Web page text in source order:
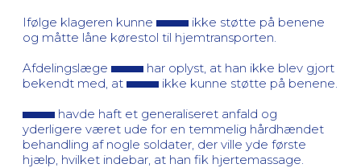
Ifølge klageren kunne
ikke støtte på benene
og måtte låne kørestol til hjemtransporten.
Afdelingslæge
har oplyst, at han ikke blev gjort
bekendt med, at
ikke kunne støtte på benene.
havde haft et generaliseret anfald og
yderligere været ude for en temmelig hårdhændet
behandling af nogle soldater, der ville yde første
hjælp, hvilket indebar, at han fik hjertemassage.